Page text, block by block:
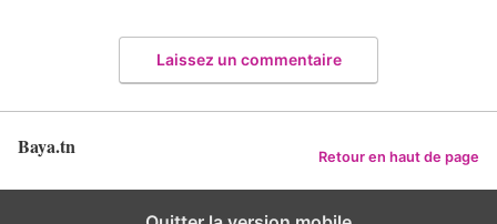
Laissez un commentaire
Baya.tn Retour en haut de page